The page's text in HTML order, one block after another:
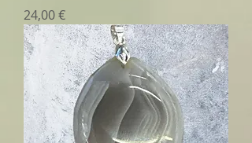
Prix
24,00 €